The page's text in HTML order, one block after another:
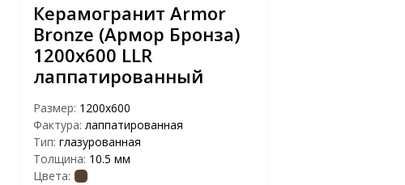
Керамогранит Armor
Bronze (Армор Бронза)
1200х600 LLR
лаппатированный
Размер: 1200х600
Фактура: лаппатированная
Тип: глазурованная
Толщина: 10.5 мм
Цвета: